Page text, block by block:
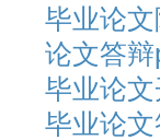
毕业论
论文答
毕业论
毕业论